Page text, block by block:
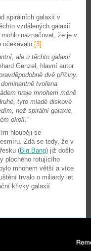
spirálních galaxií v
vzdálených galaxií
naznačovat, že je v
očekávalo [3] .
ale u těchto galaxií
Genzel, hlavní autor
dvě příčiny.
tvořena
hraje mnohem méně
tyto mladé diskové
než spirální galaxie,
okolí.“
hlouběji se
Zdá se tedy, že v
(Big Bang) již došlo
plochého rotujícího
mnohem větší a více
trvalo o miliardy let
křivky galaxií